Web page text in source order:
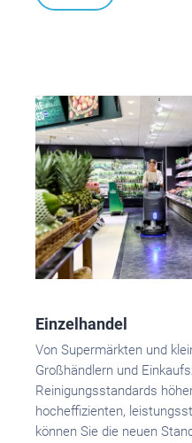
Einzelhandel
Von Supermärkten und
Großhändlern und
Reinigungsstandards
hocheffizienten,
können Sie die neuen